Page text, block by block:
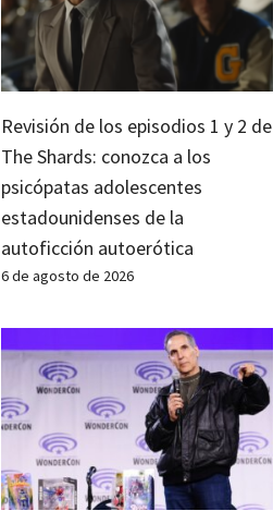
Revisión de los episodios 1 y 2 de
The Shards: conozca a los
psicópatas adolescentes
estadounidenses de la
autoficción autoerótica
6 de agosto de 2026